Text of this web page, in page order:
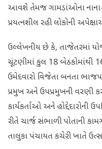
આવશે તેમજ ગામડાંઓના નાના-
પ્રયત્નશીલ રહી લોકોની
ઉલ્લેખનીય છે કે, તાજેતરમાં
ચૂંટણીમાં કુલ 18 બેઠકોમાંથી
ઉમેદવારો વિજેતા બનતા
પ્રમુખ અને ઉપપ્રમુખની વરણી
કાર્યકર્તાઓ અને હોદ્દેદારોની
રીતે ચાર્જ સંભાળી પોતાની
તાલુકા પંચાયત કચેરી ખાતે